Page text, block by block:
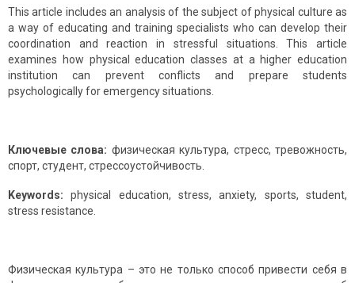
This article includes an analysis of the subject of physical culture as
a way of educating and training specialists who can develop their
coordination and reaction in stressful situations. This article
examines how physical education classes at a higher education
institution can prevent conflicts and prepare students
psychologically for emergency situations.
Ключевые слова: физическая культура, стресс, тревожность,
спорт, студент, стрессоустойчивость.
Keywords:physical education, stress, anxiety, sports, student,
stress resistance.
Физическая культура – это не только способ привести себя в